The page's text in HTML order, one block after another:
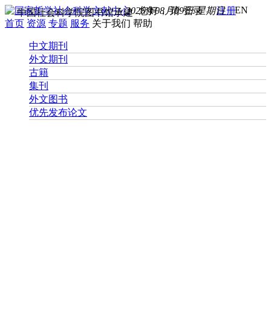
您好， 请登录 注册EN
2026年08月09日 星期日
中国社会科学院图书馆承建
首页 资源 专题 服务 关于我们 帮助
中文期刊
外文期刊
古籍
集刊
外文图书
优先发布论文